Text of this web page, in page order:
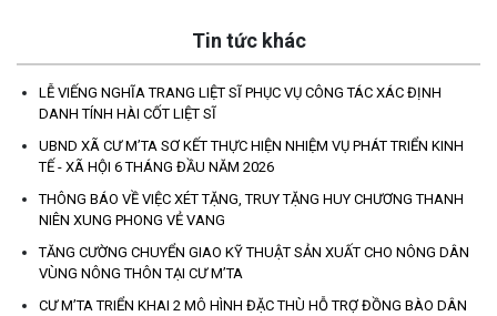
Tin tức khác
LỄ VIẾNG NGHĨA TRANG LIỆT SĨ PHỤC VỤ CÔNG TÁC XÁC ĐỊNH
DANH TÍNH HÀI CỐT LIỆT SĨ
UBND XÃ CƯ M’TA SƠ KẾT THỰC HIỆN NHIỆM VỤ PHÁT TRIỂN KINH
TẾ - XÃ HỘI 6 THÁNG ĐẦU NĂM 2026
THÔNG BÁO VỀ VIỆC XÉT TẶNG, TRUY TẶNG HUY CHƯƠNG THANH
NIÊN XUNG PHONG VẺ VANG
TĂNG CƯỜNG CHUYỂN GIAO KỸ THUẬT SẢN XUẤT CHO NÔNG DÂN
VÙNG NÔNG THÔN TẠI CƯ M’TA
CƯ M’TA TRIỂN KHAI 2 MÔ HÌNH ĐẶC THÙ HỖ TRỢ ĐỒNG BÀO DÂN
UBND XÃ CƯ M’TA CÔNG KHAI DANH MỤC THỦ TỤC HÀNH
CHÍNH THỰC HIỆN MỘT PHẦN
(30/07/2026)
CÔNG KHAI DANH MỤC THỦ TỤC HÀNH CHÍNH THỰC HIỆN
TOÀN TRÌNH THUỘC THẨM QUYỀN GIẢI QUYẾT CỦA UBND XÃ
CƯ M’TA
(30/07/2026)